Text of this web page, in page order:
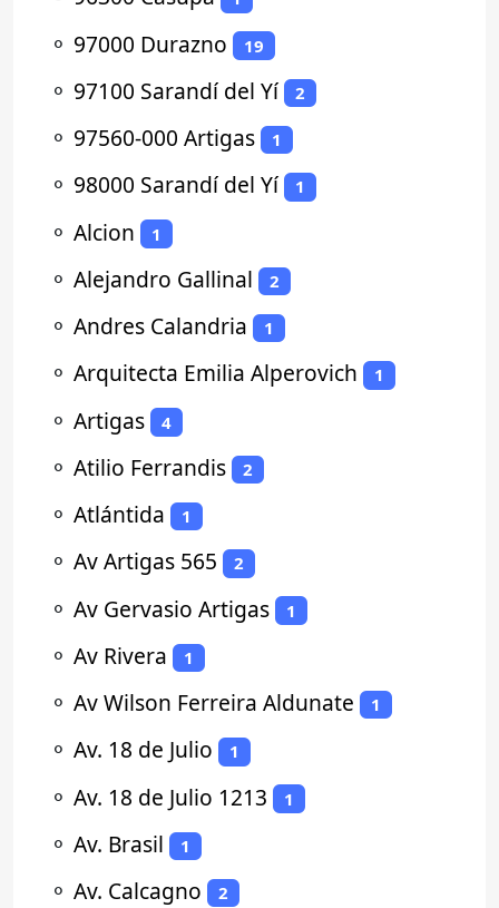
⚬ 97000 Durazno 19
⚬ 97100 Sarandí del Yí 2
⚬ 97560-000 Artigas 1
⚬ 98000 Sarandí del Yí 1
⚬ Alcion 1
⚬ Alejandro Gallinal 2
⚬ Andres Calandria 1
⚬ Arquitecta Emilia Alperovich 1
⚬ Artigas 4
⚬ Atilio Ferrandis 2
⚬ Atlántida 1
⚬ Av Artigas 565 2
⚬ Av Gervasio Artigas 1
⚬ Av Rivera 1
⚬ Av Wilson Ferreira Aldunate 1
⚬ Av. 18 de Julio 1
⚬ Av. 18 de Julio 1213 1
⚬ Av. Brasil 1
⚬ Av. Calcagno 2